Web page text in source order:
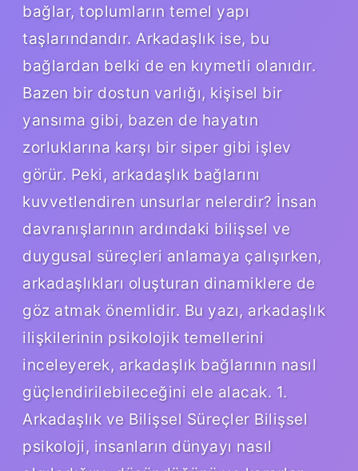
bağlar, toplumların temel yapı
taşlarındandır. Arkadaşlık ise, bu
bağlardan belki de en kıymetli olanıdır.
Bazen bir dostun varlığı, kişisel bir
yansıma gibi, bazen de hayatın
zorluklarına karşı bir siper gibi işlev
görür. Peki, arkadaşlık bağlarını
kuvvetlendiren unsurlar nelerdir? İnsan
davranışlarının ardındaki bilişsel ve
duygusal süreçleri anlamaya çalışırken,
arkadaşlıkları oluşturan dinamiklere de
göz atmak önemlidir. Bu yazı, arkadaşlık
ilişkilerinin psikolojik temellerini
inceleyerek, arkadaşlık bağlarının nasıl
güçlendirilebileceğini ele alacak. 1.
Arkadaşlık ve Bilişsel Süreçler Bilişsel
psikoloji, insanların dünyayı nasıl